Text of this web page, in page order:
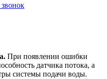
звонок
При появлении ошибки
датчика потока, а
системы подачи воды.